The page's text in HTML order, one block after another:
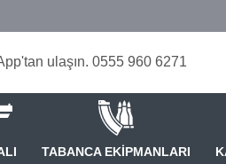
ulaşın. 0555 960 6271
TABANCA EKİPMANLARI